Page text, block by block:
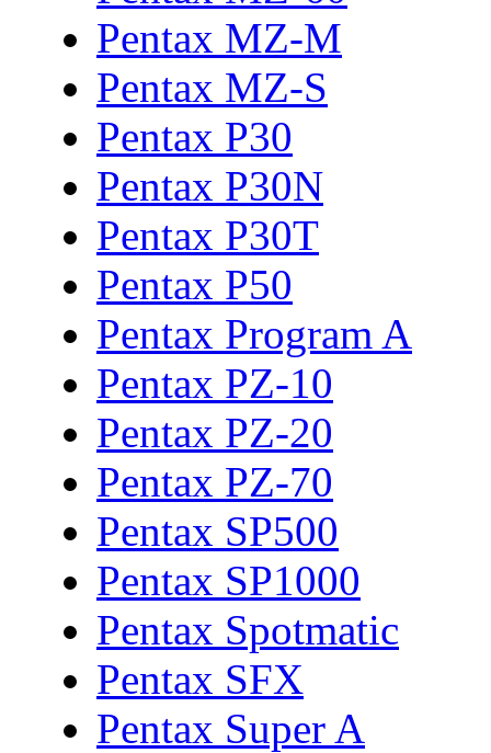
Pentax MZ-M
Pentax MZ-S
Pentax P30
Pentax P30N
Pentax P30T
Pentax P50
Pentax Program A
Pentax PZ-10
Pentax PZ-20
Pentax PZ-70
Pentax SP500
Pentax SP1000
Pentax Spotmatic
Pentax SFX
Pentax Super A